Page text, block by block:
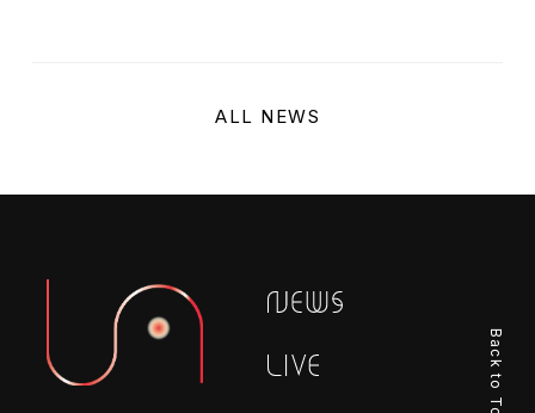
ALL NEWS
Back to Top